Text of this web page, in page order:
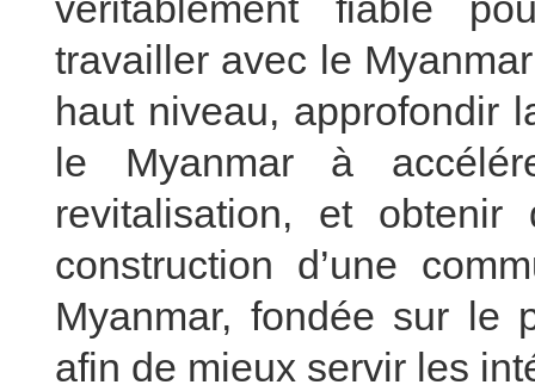
travailler avec le
haut niveau, approfondir
le Myanmar à
revitalisation, et
construction d’une
Myanmar, fondée sur le
afin de mieux servir les